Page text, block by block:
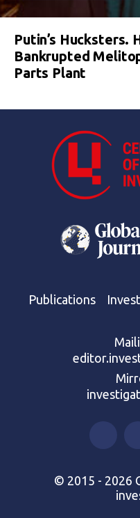
Putin’s Hucksters.
Bankrupted
Parts Plant
Publications
© 2015 - 2026